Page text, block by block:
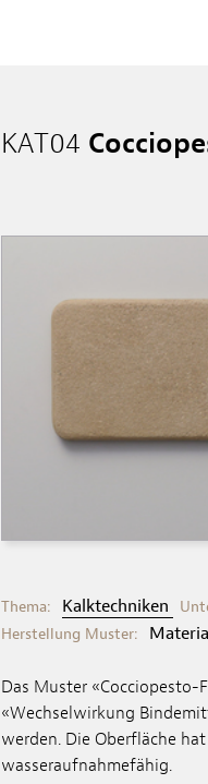
KAT04
Thema: Kalktechniken
Herstellung Muster:
Das Muster
«Wechselwirkung
werden. Die Oberfläche
wasseraufnahmefähig.